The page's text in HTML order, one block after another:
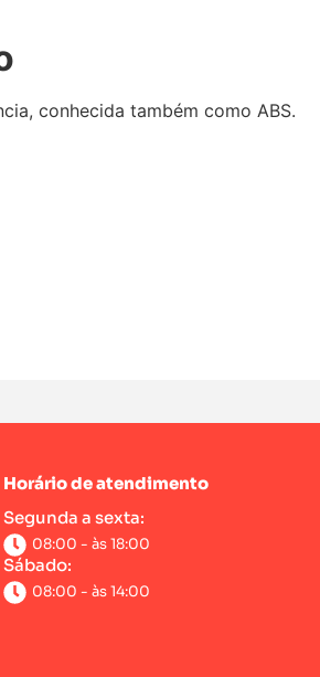
conhecida também como ABS.
Horário de atendimento
Segunda a sexta:
08:00 - às 18:00
Sábado:
08:00 - às 14:00